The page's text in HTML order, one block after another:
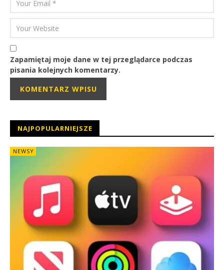
Zapamiętaj moje dane w tej przeglądarce podczas
pisania kolejnych komentarzy.
NAJPOPULARNIEJSZE
NEWSY